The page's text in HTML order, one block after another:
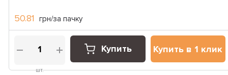
50.81 грн/за пачку
шт.
Купить Купить в 1 клик